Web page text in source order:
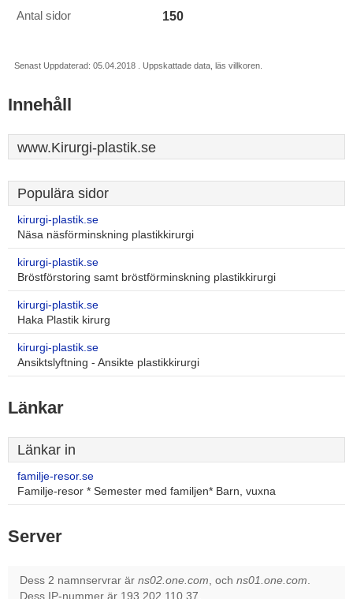
Antal sidor 150
Senast Uppdaterad: 05.04.2018 . Uppskattade data, läs villkoren.
Innehåll
www.Kirurgi-plastik.se
Populära sidor
kirurgi-plastik.se
Näsa näsförminskning plastikkirurgi
kirurgi-plastik.se
Bröstförstoring samt bröstförminskning plastikkirurgi
kirurgi-plastik.se
Haka Plastik kirurg
kirurgi-plastik.se
Ansiktslyftning - Ansikte plastikkirurgi
Länkar
Länkar in
familje-resor.se
Familje-resor * Semester med familjen* Barn, vuxna
Server
Dess 2 namnservrar är ns02.one.com, och ns01.one.com.
Dess IP-nummer är 193.202.110.37.